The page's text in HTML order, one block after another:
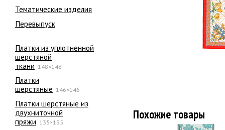
Тематические изделия
Перевыпуск
Платки из уплотненной
шерстяной
ткани 148×148
Платки
шерстяные 146×146
Платки шерстяные из
двухниточной
пряжи 135×135
Похожие товары